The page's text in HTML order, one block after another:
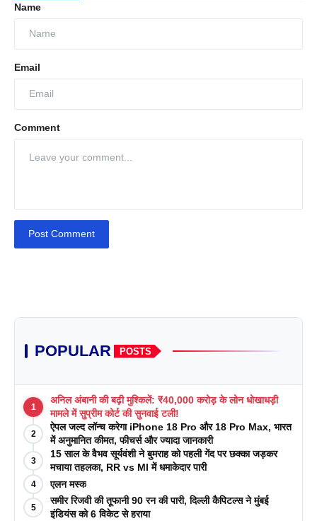
Name
Email
Comment
Post Comment
POPULAR POSTS
1
अनिल अंबानी की बढ़ी मुश्किलें: ₹40,000 करोड़ के लोन धोखाधड़ी
मामले में सुप्रीम कोर्ट की सुनवाई टली!
2
ऐपल जल्द लॉन्च करेगा iPhone 18 Pro और 18 Pro Max, भारत
में अनुमानित कीमत, फीचर्स और ज्यादा जानकारी
3
15 साल के वैभव सूर्यवंशी ने बुमराह को पहली गेंद पर छक्का जड़कर
मचाया तहलका, RR vs MI में धमाकेदार पारी
4 एलन मस्क
5
समीर रिजवी की तूफानी 90 रन की पारी, दिल्ली कैपिटल्स ने मुंबई
इंडियंस को 6 विकेट से हराया